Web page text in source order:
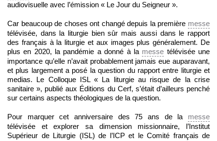
audiovisuelle avec l’émission « Le Jour du Seigneur ».
Car beaucoup de choses ont changé depuis la première messe
télévisée, dans la liturgie bien sûr mais aussi dans le rapport
des français à la liturgie et aux images plus généralement. De
plus en 2020, la pandémie a donné à la messe télévisée une
importance qu’elle n’avait probablement jamais eue auparavant,
et plus largement a posé la question du rapport entre liturgie et
medias. Le Colloque ISL « La liturgie au risque de la crise
sanitaire », publié aux Éditions du Cerf, s’était d’ailleurs penché
sur certains aspects théologiques de la question.
Pour marquer cet anniversaire des 75 ans de la messe
télévisée et explorer sa dimension missionnaire, l’Institut
Supérieur de Liturgie (ISL) de l’ICP et le Comité français de